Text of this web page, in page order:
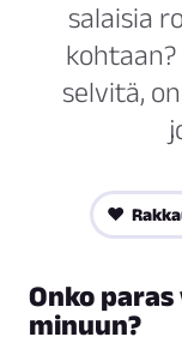
salaisia
selvitä,
❤️
Onko
minuun?